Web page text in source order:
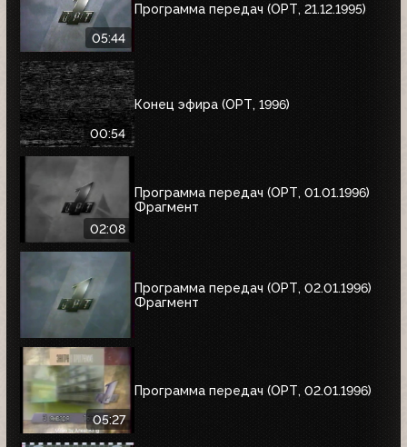
05:44
Программа передач (ОРТ, 21.12.1995)
00:54
Конец эфира (ОРТ, 1996)
02:08
Программа передач (ОРТ, 01.01.1996)
Фрагмент
Программа передач (ОРТ, 02.01.1996)
Фрагмент
05:27
Программа передач (ОРТ, 02.01.1996)